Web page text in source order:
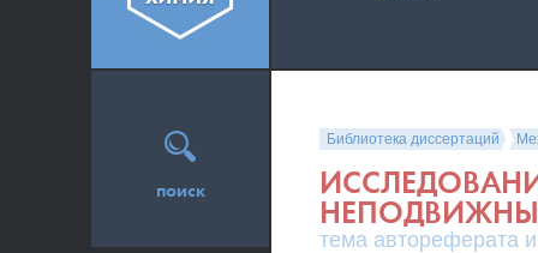
Библиотека диссертаций
тема автореферата
поиск